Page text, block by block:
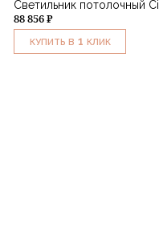
Светильник потолочный
88 856 ₽
КУПИТЬ В 1 КЛИК